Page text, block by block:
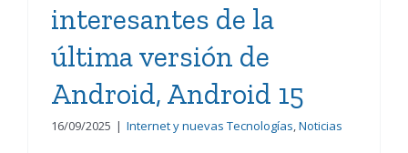
interesantes de la
última versión de
Android, Android 15
16/09/2025 | Internet y nuevas Tecnologías,Noticias